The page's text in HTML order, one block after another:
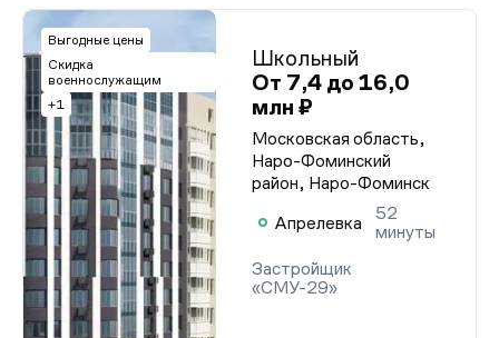
Выгодные цены
Скидка
военнослужащим
+1
Школьный
От 7,4 до 16,0
млн ₽
Московская область,
Наро-Фоминский
район, Наро-Фоминск
Апрелевка
52
минуты
Застройщик
«СМУ-29»